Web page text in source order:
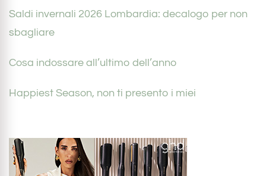
Saldi invernali 2026 Lombardia: decalogo per non
sbagliare
Cosa indossare all’ultimo dell’anno
Happiest Season, non ti presento i miei